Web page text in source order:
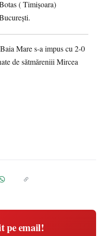
( Timișoara)
Mare s-a impus cu 2-0
de sătmăreniii Mircea
pe email!